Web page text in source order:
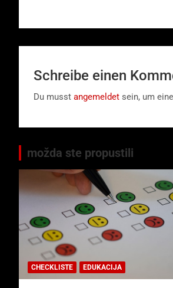
Schreibe einen
Du musst angemeldet sein, um
možda ste propustili
CHECKLISTE EDUKACIJA